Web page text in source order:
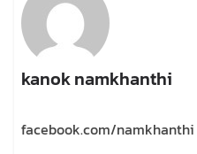
kanok namkhanthi
facebook.com/namkhanthi